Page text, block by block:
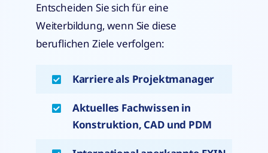
Entscheiden Sie sich für eine
Weiterbildung, wenn Sie diese
beruflichen Ziele verfolgen:
Karriere als Projektmanager
Aktuelles Fachwissen in
Konstruktion, CAD und PDM